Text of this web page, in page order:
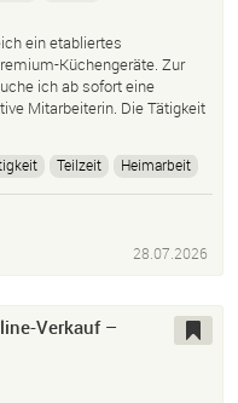
ein etabliertes
Küchengeräte. Zur
ich ab sofort eine
Mitarbeiterin. Die Tätigkeit
Teilzeit
Heimarbeit
28.07.2026
Verkauf –